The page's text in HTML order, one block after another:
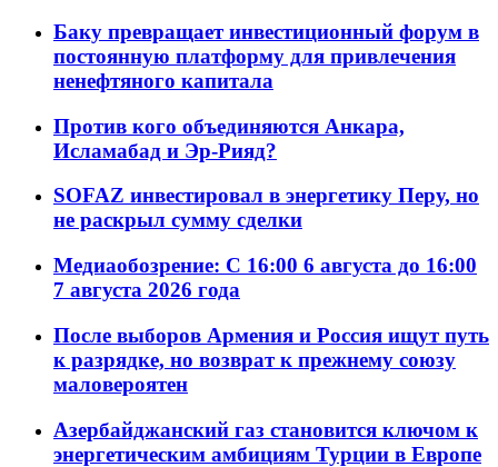
Баку превращает инвестиционный форум в
постоянную платформу для привлечения
ненефтяного капитала
Против кого объединяются Анкара,
Исламабад и Эр-Рияд?
SOFAZ инвестировал в энергетику Перу, но
не раскрыл сумму сделки
Медиаобозрение: С 16:00 6 августа до 16:00
7 августа 2026 года
После выборов Армения и Россия ищут путь
к разрядке, но возврат к прежнему союзу
маловероятен
Азербайджанский газ становится ключом к
энергетическим амбициям Турции в Европе